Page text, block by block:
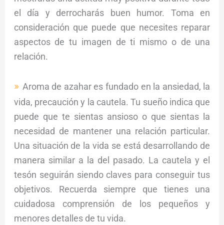
el día y derrocharás buen humor. Toma en
consideración que puede que necesites reparar
aspectos de tu imagen de ti mismo o de una
relación.
Aroma de azahar es fundado en la ansiedad, la
vida, precaución y la cautela. Tu sueño indica que
puede que te sientas ansioso o que sientas la
necesidad de mantener una relación particular.
Una situación de la vida se está desarrollando de
manera similar a la del pasado. La cautela y el
tesón seguirán siendo claves para conseguir tus
objetivos. Recuerda siempre que tienes una
cuidadosa comprensión de los pequeños y
menores detalles de tu vida.